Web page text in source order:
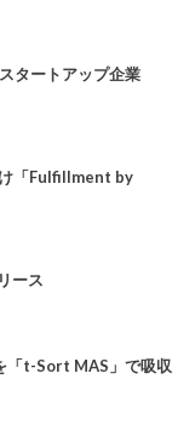
タートアップ企業
「Fulfillment by
ース
「t-Sort MAS」で吸収